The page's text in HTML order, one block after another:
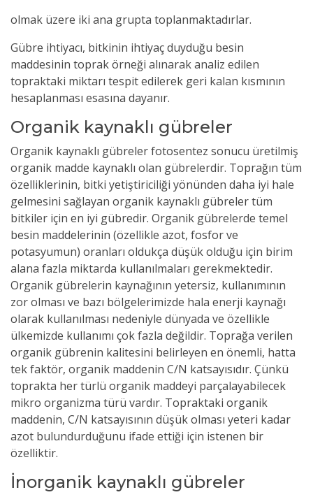
olmak üzere iki ana grupta toplanmaktadırlar.
Gübre ihtiyacı, bitkinin ihtiyaç duyduğu besin
maddesinin toprak örneği alınarak analiz edilen
topraktaki miktarı tespit edilerek geri kalan kısmının
hesaplanması esasına dayanır.
Organik kaynaklı gübreler
Organik kaynaklı gübreler fotosentez sonucu üretilmiş
organik madde kaynaklı olan gübrelerdir. Toprağın tüm
özelliklerinin, bitki yetiştiriciliği yönünden daha iyi hale
gelmesini sağlayan organik kaynaklı gübreler tüm
bitkiler için en iyi gübredir. Organik gübrelerde temel
besin maddelerinin (özellikle azot, fosfor ve
potasyumun) oranları oldukça düşük olduğu için birim
alana fazla miktarda kullanılmaları gerekmektedir.
Organik gübrelerin kaynağının yetersiz, kullanımının
zor olması ve bazı bölgelerimizde hala enerji kaynağı
olarak kullanılması nedeniyle dünyada ve özellikle
ülkemizde kullanımı çok fazla değildir. Toprağa verilen
organik gübrenin kalitesini belirleyen en önemli, hatta
tek faktör, organik maddenin C/N katsayısıdır. Çünkü
toprakta her türlü organik maddeyi parçalayabilecek
mikro organizma türü vardır. Topraktaki organik
maddenin, C/N katsayısının düşük olması yeteri kadar
azot bulundurduğunu ifade ettiği için istenen bir
özelliktir.
İnorganik kaynaklı gübreler